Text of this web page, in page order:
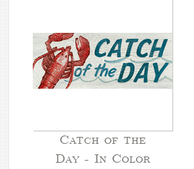
Catch of the
Day - In Color